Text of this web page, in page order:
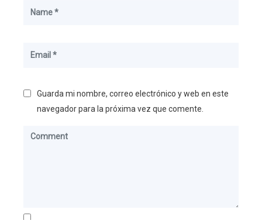
Guarda mi nombre, correo electrónico y web en este
navegador para la próxima vez que comente.